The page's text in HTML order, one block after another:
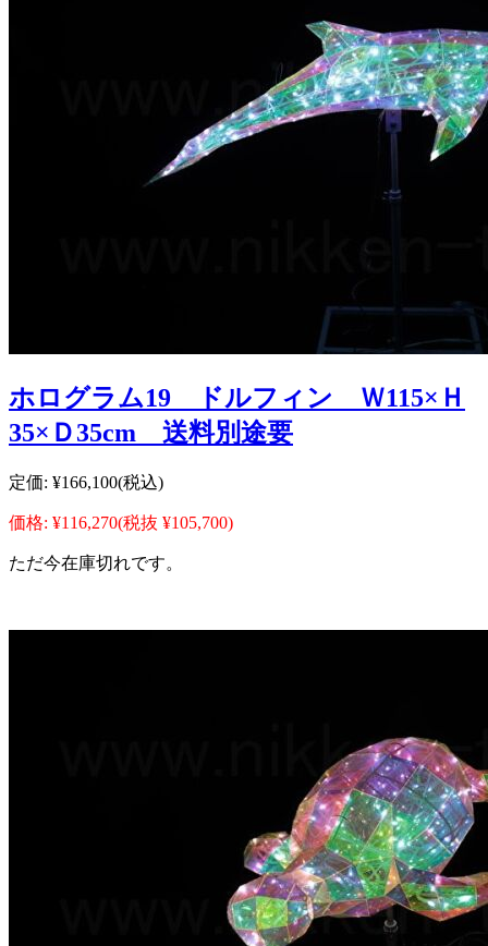
ホログラム19 ドルフィン Ｗ115×Ｈ
35×Ｄ35cm 送料別途要
定価: ¥166,100(税込)
価格: ¥116,270(税抜 ¥105,700)
ただ今在庫切れです。